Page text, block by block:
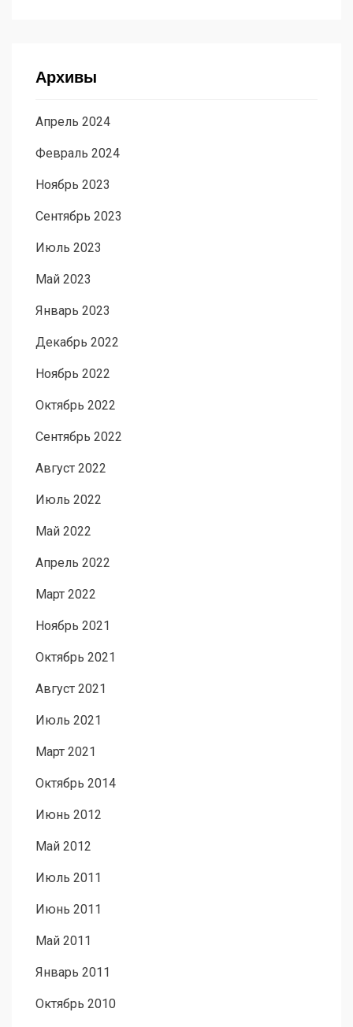
Архивы
Апрель 2024
Февраль 2024
Ноябрь 2023
Сентябрь 2023
Июль 2023
Май 2023
Январь 2023
Декабрь 2022
Ноябрь 2022
Октябрь 2022
Сентябрь 2022
Август 2022
Июль 2022
Май 2022
Апрель 2022
Март 2022
Ноябрь 2021
Октябрь 2021
Август 2021
Июль 2021
Март 2021
Октябрь 2014
Июнь 2012
Май 2012
Июль 2011
Июнь 2011
Май 2011
Январь 2011
Октябрь 2010